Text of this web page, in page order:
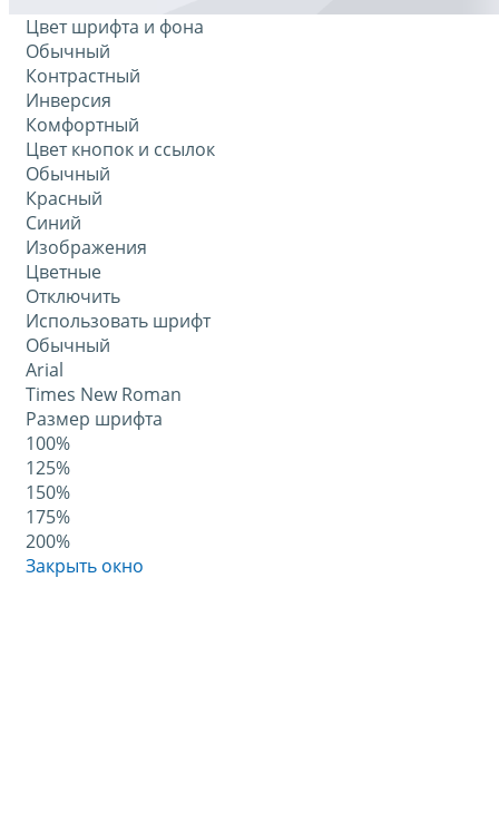
Цвет шрифта и фона
Обычный
Контрастный
Инверсия
Комфортный
Цвет кнопок и ссылок
Обычный
Красный
Синий
Изображения
Цветные
Отключить
Использовать шрифт
Обычный
Arial
Times New Roman
Размер шрифта
100%
125%
150%
175%
200%
Закрыть окно